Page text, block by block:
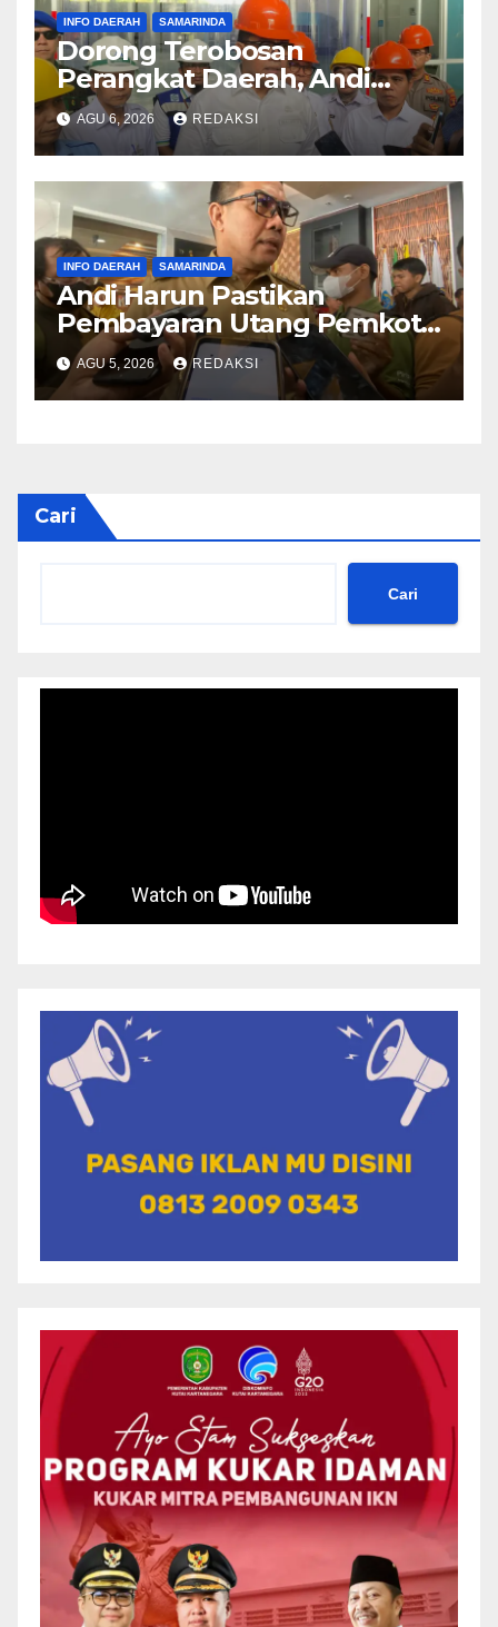
INFO DAERAH SAMARINDA
Dorong Terobosan
Perangkat Daerah, Andi
Harun Apresiasi
Pembangunan TPI Modern
dan Cold Storage Harapan
Baru
AGU 6, 2026 REDAKSI
INFO DAERAH SAMARINDA
Andi Harun Pastikan
Pembayaran Utang Pemkot
Samarinda Berjalan Bertahap
Tanpa Bebani Kas Daerah
AGU 5, 2026 REDAKSI
Cari
Cari